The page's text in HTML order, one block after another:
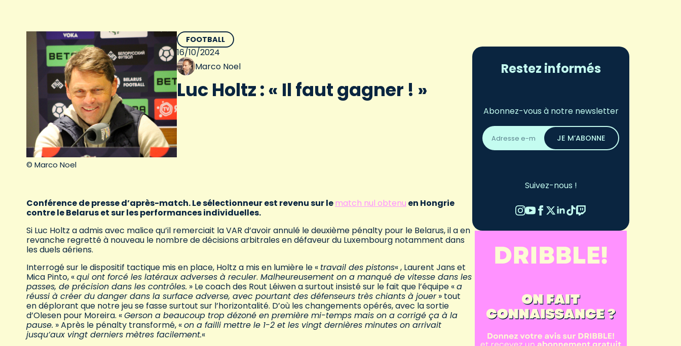
© Marco Noel
FOOTBALL
16/10/2024
Marco Noel
Luc Holtz : « Il faut gagner ! »
Conférence de presse d’après-match. Le sélectionneur est revenu sur lematch nul obtenu en Hongrie
contre le Belarus et sur les performances individuelles.
Si Luc Holtz a admis avec malice qu’il remerciait la VAR d’avoir annulé le deuxième pénalty pour le Belarus, il a en
revanche regretté à nouveau le nombre de décisions arbitrales en défaveur du Luxembourg notamment dans
les duels aériens.
Interrogé sur le dispositif tactique mis en place, Holtz a mis en lumière le « travail des pistons« , Laurent Jans et
Mica Pinto, «qui ont forcé les latéraux adverses à reculer. Malheureusement on a manqué de vitesse dans les
passes, de précision dans les contrôles. » Le coach des Rout Léiwen a surtout insisté sur le fait que l’équipe «a
réussi à créer du danger dans la surface adverse, avec pourtant des défenseurs très chiants à jouer» tout
en déplorant que notre jeu se fasse surtout sur l’horizontalité. D’où les changements opérés, avec la sortie
d’Olesen pour Moreira. «Gerson a beaucoup trop dézoné en première mi-temps mais on a corrigé ça à la
pause. » Après le pénalty transformé, «on a failli mettre le 1-2 et les vingt dernières minutes on arrivait
jusqu’aux vingt derniers mètres facilement.«
Restez informés
Abonnez-vous à notre newsletter
Adresse
email
*
JE M’ABONNE
Suivez-nous !